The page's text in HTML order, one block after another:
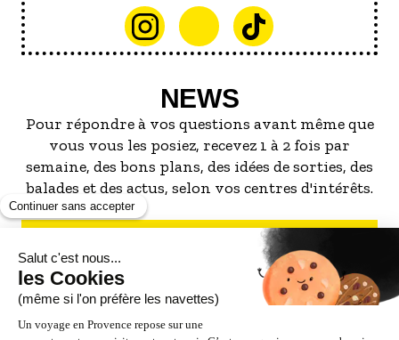
NEWS
Pour répondre à vos questions avant même que
vous vous les posiez, recevez 1 à 2 fois par
semaine, des bons plans, des idées de sorties, des
balades et des actus, selon vos centres d'intérêts.
S'INSCRIRE À LA NEWSLETTER